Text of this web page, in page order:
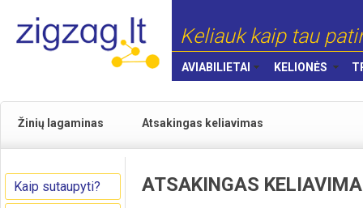
Keliauk kaip tau
AVIABILIETAI KELIONĖS
Žinių lagaminas Atsakingas keliavimas
Kaip sutaupyti?
ATSAKINGAS